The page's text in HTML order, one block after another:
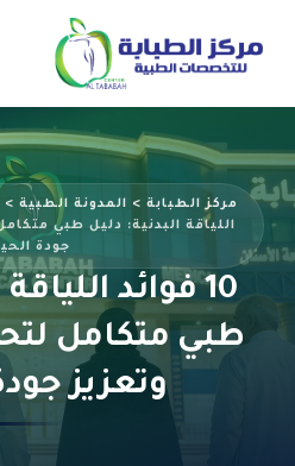
content
10 فوائد
طبي متكامل
وتعزيز
مركز الطبابة > المدونة الطبية >
اللياقة البدنية: دليل طبي
جودة